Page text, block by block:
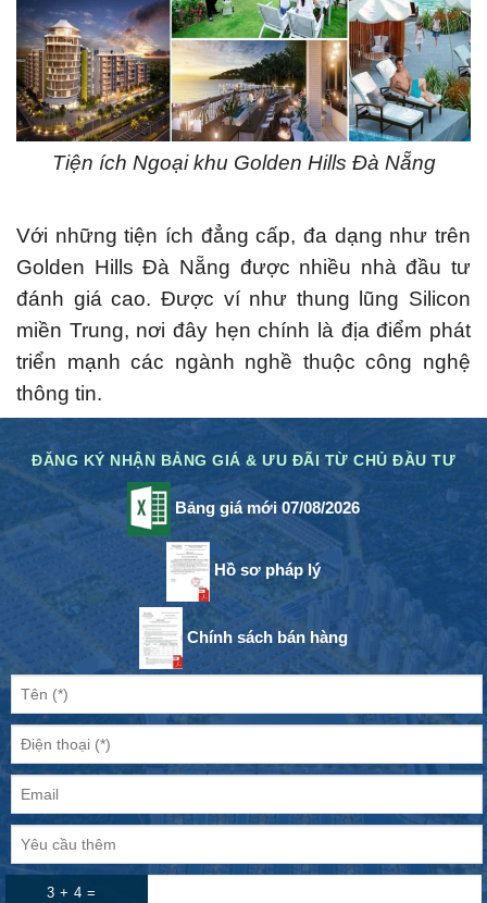
Tiện ích Ngoại khu Golden Hills Đà Nẵng
Với những tiện ích đẳng cấp, đa dạng như trên
Golden Hills Đà Nẵng được nhiều nhà đầu tư
đánh giá cao. Được ví như thung lũng Silicon
miền Trung, nơi đây hẹn chính là địa điểm phát
triển mạnh các ngành nghề thuộc công nghệ
thông tin.
ĐĂNG KÝ NHẬN BẢNG GIÁ & ƯU ĐÃI TỪ CHỦ ĐẦU TƯ
Bảng giá mới 07/08/2026
Hồ sơ pháp lý
Chính sách bán hàng
3 + 4 =